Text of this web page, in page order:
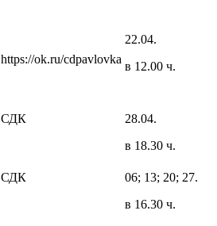
https://ok.ru/cdpavlovka
22.04.
в 12.00 ч.
СДК
28.04.
в 18.30 ч.
СДК
06; 13; 20; 27.
в 16.30 ч.